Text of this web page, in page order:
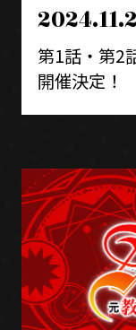
第1話・第2
開催決定！